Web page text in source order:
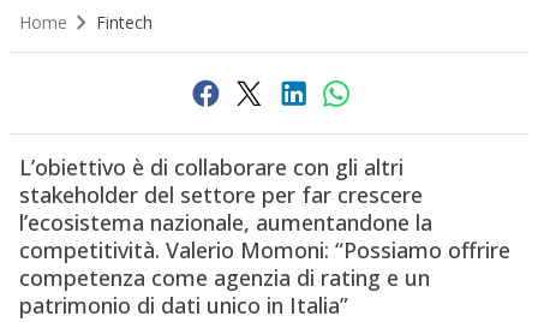
Home Fintech
L’obiettivo è di collaborare con gli altri
stakeholder del settore per far crescere
l’ecosistema nazionale, aumentandone la
competitività. Valerio Momoni: “Possiamo offrire
competenza come agenzia di rating e un
patrimonio di dati unico in Italia”